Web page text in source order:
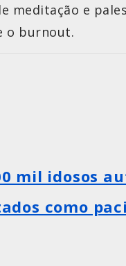
meditação e
o burnout.
mil idosos
como